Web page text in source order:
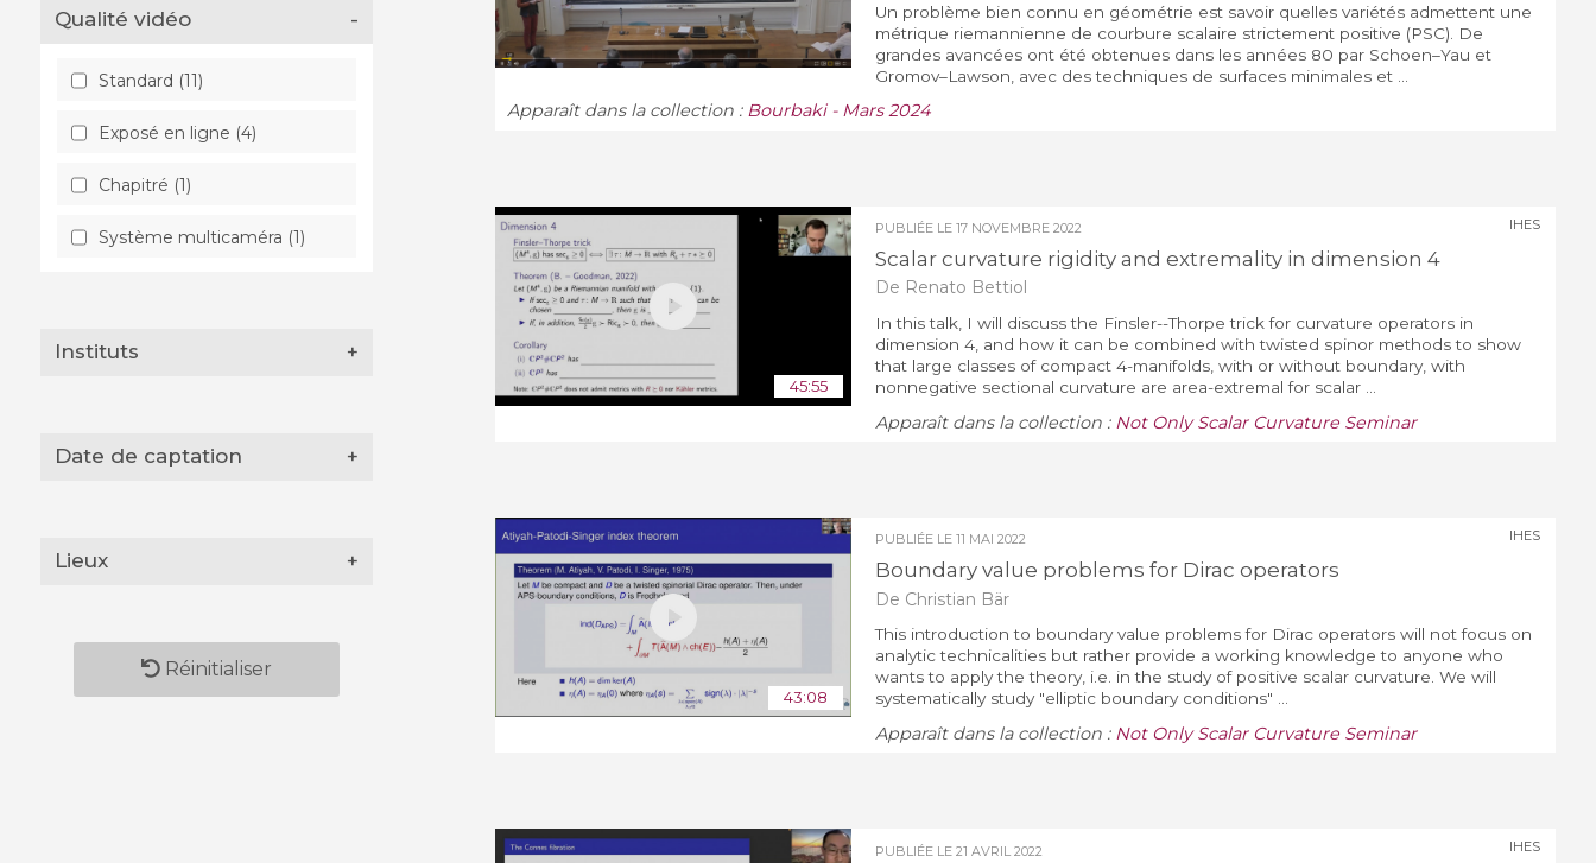
Qualité vidéo -
Standard (11)
Exposé en ligne (4)
Chapitré (1)
Système multicaméra (1)
Instituts +
Date de captation +
Lieux +
Réinitialiser
Un problème bien connu en géométrie est savoir quelles variétés admettent une
métrique riemannienne de courbure scalaire strictement positive (PSC). De
grandes avancées ont été obtenues dans les années 80 par Schoen–Yau et
Gromov–Lawson, avec des techniques de surfaces minimales et ...
Apparaît dans la collection : Bourbaki - Mars 2024
45:55
PUBLIÉE LE 17 NOVEMBRE 2022
Scalar curvature rigidity and extremality in dimension 4
De Renato Bettiol
IHES
In this talk, I will discuss the Finsler--Thorpe trick for curvature operators in
dimension 4, and how it can be combined with twisted spinor methods to show
that large classes of compact 4-manifolds, with or without boundary, with
nonnegative sectional curvature are area-extremal for scalar ...
Apparaît dans la collection : Not Only Scalar Curvature Seminar
43:08
PUBLIÉE LE 11 MAI 2022
Boundary value problems for Dirac operators
De Christian Bär
IHES
This introduction to boundary value problems for Dirac operators will not focus on
analytic technicalities but rather provide a working knowledge to anyone who
wants to apply the theory, i.e. in the study of positive scalar curvature. We will
systematically study "elliptic boundary conditions" ...
Apparaît dans la collection : Not Only Scalar Curvature Seminar
PUBLIÉE LE 21 AVRIL 2022 IHES